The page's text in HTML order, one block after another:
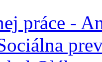
práce -